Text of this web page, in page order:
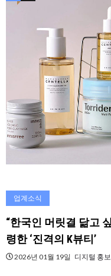
업계소식
“한국인 머릿결 닮고
령한 ‘진격의 K뷰티’
2026년 01월 19일 디지털 홍